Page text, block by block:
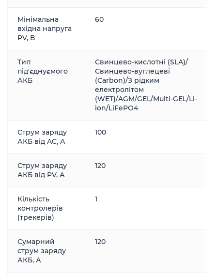
Мінімальна
вхідна напруга
PV, В
60
Тип
під'єднуємого
АКБ
Свинцево-кислотні (SLA)/
Свинцево-вуглецеві
(Carbon)/З рідким
електролітом
(WET)/AGM/GEL/Multi-GEL/Li-
ion/LiFePO4
Струм заряду
АКБ від AC, А
100
Струм заряду
АКБ від PV, А
120
Кількість
контролерів
(трекерів)
1
Сумарний
струм заряду
АКБ, А
120